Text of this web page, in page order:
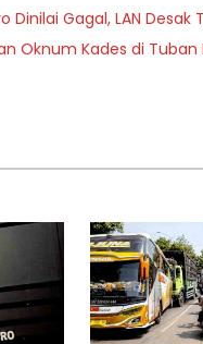
Dinilai Gagal, LAN
Oknum Kades di Tuban